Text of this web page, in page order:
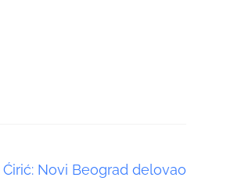
Novi Beograd delovao